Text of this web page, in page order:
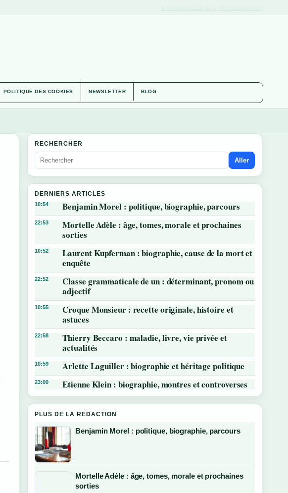
POLITIQUE DES COOKIES NEWSLETTER BLOG
RECHERCHER
Aller
DERNIERS ARTICLES
10:54 Benjamin Morel : politique, biographie, parcours
22:53
Mortelle Adèle : âge, tomes, morale et prochaines
sorties
10:52
Laurent Kupferman : biographie, cause de la mort et
enquête
22:52
Classe grammaticale de un : déterminant, pronom ou
adjectif
10:55
Croque Monsieur : recette originale, histoire et
astuces
22:58
Thierry Beccaro : maladie, livre, vie privée et
actualités
10:59 Arlette Laguiller : biographie et héritage politique
23:00 Etienne Klein : biographie, montres et controverses
PLUS DE LA REDACTION
Benjamin Morel : politique, biographie, parcours
Mortelle Adèle : âge, tomes, morale et prochaines
sorties